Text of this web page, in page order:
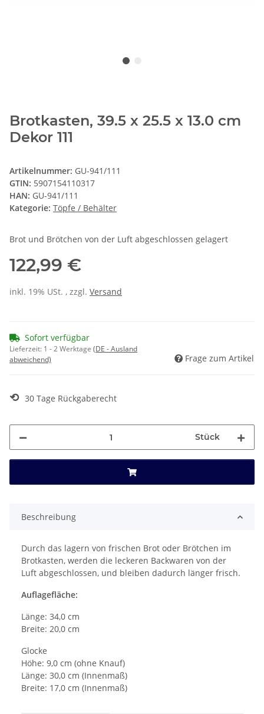
Brotkasten, 39.5 x 25.5 x 13.0 cm
Dekor 111
Artikelnummer: GU-941/111
GTIN: 5907154110317
HAN: GU-941/111
Kategorie: Töpfe / Behälter
Brot und Brötchen von der Luft abgeschlossen gelagert
122,99 €
inkl. 19% USt. , zzgl. Versand
Sofort verfügbar
Lieferzeit: 1 - 2 Werktage (DE - Ausland
abweichend)
Frage zum Artikel
⟲ 30 Tage Rückgaberecht
Stück
Beschreibung
Durch das lagern von frischen Brot oder Brötchen im
Brotkasten, werden die leckeren Backwaren von der
Luft abgeschlossen, und bleiben dadurch länger frisch.
Auflagefläche:
Länge: 34,0 cm
Breite: 20,0 cm
Glocke
Höhe: 9,0 cm (ohne Knauf)
Länge: 30,0 cm (Innenmaß)
Breite: 17,0 cm (Innenmaß)